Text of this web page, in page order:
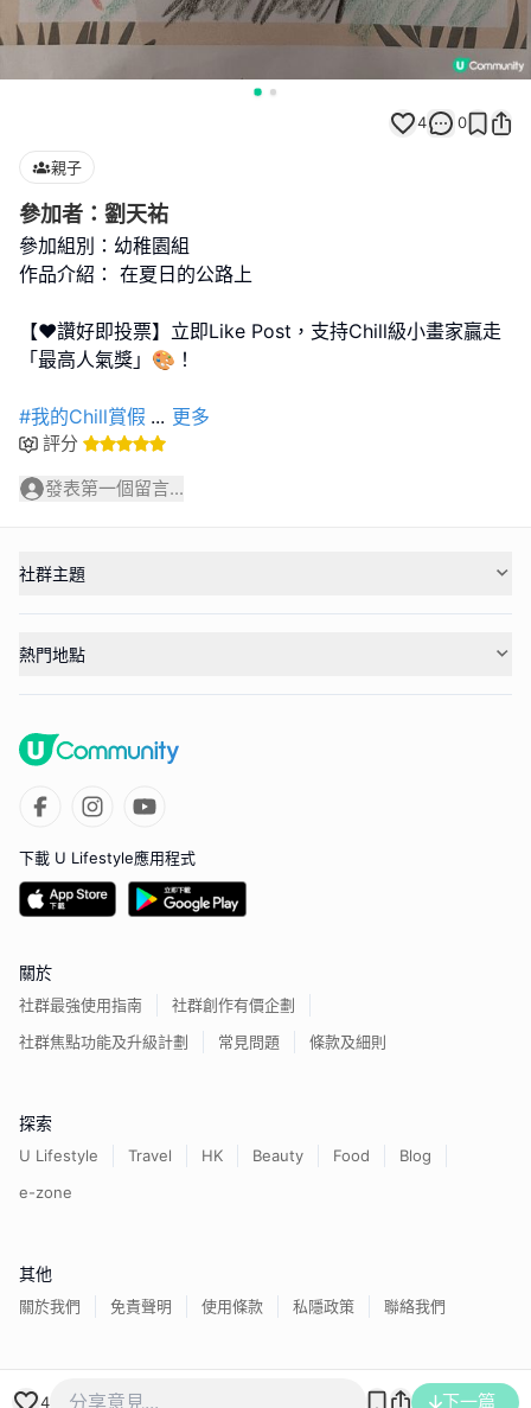
4 0
親子
參加者：劉天祐
參加組別：幼稚園組
作品介紹： 在夏日的公路上
【❤️讚好即投票】立即Like Post，支持Chill級小畫家贏走
「最高人氣獎」🎨！
#我的Chill賞假 ... 更多
評分
發表第一個留言...
4 下一篇
社群主題
熱門地點
下載 U Lifestyle應用程式
關於
社群最強使用指南
社群創作有價企劃
社群焦點功能及升級計劃
常見問題 條款及細則
探索
U Lifestyle Travel HK Beauty Food
Blog
e-zone
其他
關於我們 免責聲明 使用條款 私隱政策 聯絡我們
香港經濟日報版權所有©